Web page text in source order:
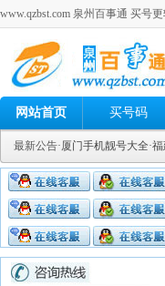
www.qzbst.com 泉州百事通 买号更
网站首页 买号码
最新公告·厦门手机靓号大全·